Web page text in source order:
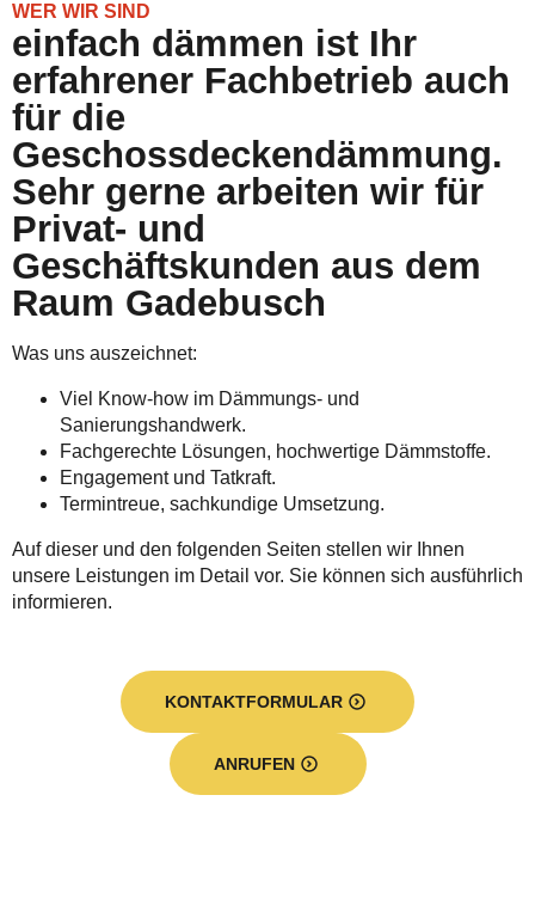
WER WIR SIND
einfach dämmen ist Ihr
erfahrener Fachbetrieb auch
für die
Geschossdeckendämmung.
Sehr gerne arbeiten wir für
Privat- und
Geschäftskunden aus dem
Raum Gadebusch
Was uns auszeichnet:
Viel Know-how im Dämmungs- und
Sanierungshandwerk.
Fachgerechte Lösungen, hochwertige Dämmstoffe.
Engagement und Tatkraft.
Termintreue, sachkundige Umsetzung.
Auf dieser und den folgenden Seiten stellen wir Ihnen
unsere Leistungen im Detail vor. Sie können sich ausführlich
informieren.
KONTAKTFORMULAR
ANRUFEN